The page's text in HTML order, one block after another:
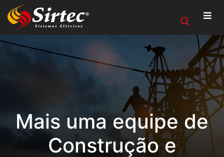
Mais uma equipe de
Construção e